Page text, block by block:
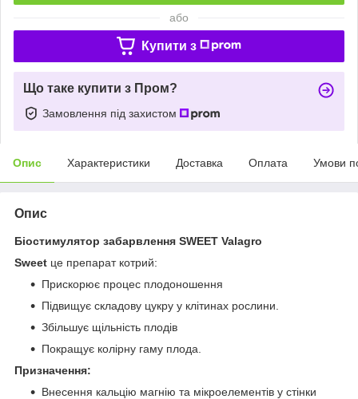
або
Купити з
Що таке купити з Пром?
Замовлення під захистом
Опис Характеристики Доставка Оплата Умови
Опис
Біостимулятор забарвлення SWEET Valagro
Sweet це препарат котрий:
Прискорює процес плодоношення
Підвищує складову цукру у клітинах рослини.
Збільшує щільність плодів
Покращує колірну гаму плода.
Призначення:
Внесення кальцію магнію та мікроелементів у стінки